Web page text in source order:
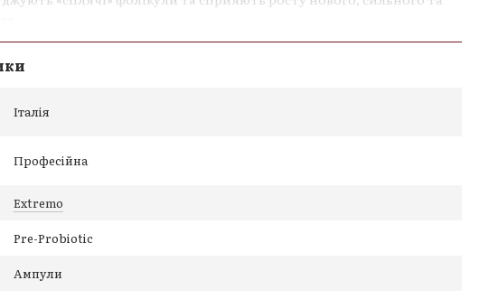
Pre-Probiotic Detox, 500
мл
шкіри голови
та стимулює ріст нового волосся
і зменшує лупу
цибулини зсередини
Італія
Професійна
Extremo
Pre-Probiotic
Ампули